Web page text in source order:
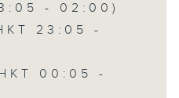
- 02:00)
23:05 -
00:05 -